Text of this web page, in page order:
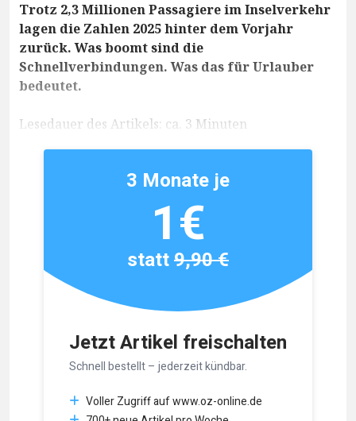
Trotz 2,3 Millionen Passagiere im Inselverkehr
lagen die Zahlen 2025 hinter dem Vorjahr
zurück. Was boomt sind die
Schnellverbindungen. Was das für Urlauber
bedeutet.
Lesedauer des Artikels: ca. 3 Minuten
Jetzt Artikel freischalten
Schnell bestellt – jederzeit kündbar.
Voller Zugriff auf www.oz-online.de
3 Monate je
1€
statt9,90 €